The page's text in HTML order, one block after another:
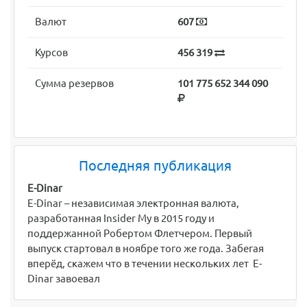
Валют 607
Курсов 456 319
Сумма резервов 101 775 652 344 090
Последняя публикация
E-Dinar
E-Dinar – независимая электронная валюта,
разработанная Insider My в 2015 году и
поддержанной Робертом Флетчером. Первый
выпуск стартовал в ноябре того же года. Забегая
вперёд, скажем что в течении нескольких лет E-
Dinar завоевал